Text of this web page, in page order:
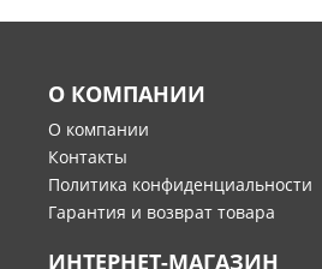
О КОМПАНИИ
О компании
Контакты
Политика конфиденциальности
Гарантия и возврат товара
ИНТЕРНЕТ-МАГАЗИН